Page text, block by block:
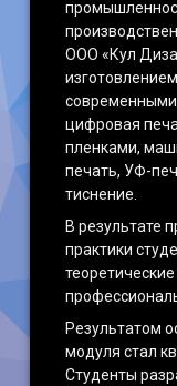
ООО «Кул
цифровая
пленками,
печать, УФ-
тиснение.
В результате
практики
Результатом
модуля стал
Студенты